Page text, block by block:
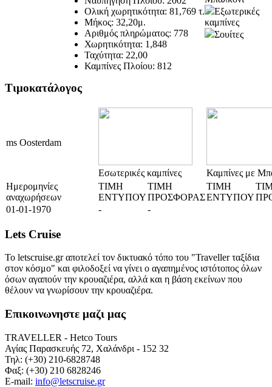
Ολική χωρητικότητα: 81,769 τ.
Μήκος: 32,20μ.
Αριθμός πληρώματος: 778
Χωρητικότητα: 1,848
Ταχύτητα: 22,00
Καμπίνες Πλοίου: 812
Εξωτερικές
καμπίνες
Σουίτες
Τιμοκατάλογος
ms Oosterdam
Εσωτερικές καμπίνες
Καμπίνες με
Ημερομηνίες
αναχωρήσεων
ΤΙΜΗ
ΕΝΤΥΠΟΥ
ΤΙΜΗ
ΠΡΟΣΦΟΡΑΣ
ΤΙΜΗ
ΕΝΤΥΠΟΥ
01-01-1970
- -
Lets Cruise
Το letscruise.gr αποτελεί τον δικτυακό τόπο του "Traveller ταξίδια
στον κόσμο" και φιλοδοξεί να γίνει ο αγαπημένος ιστότοπος όλων
όσων αγαπούν την κρουαζιέρα, αλλά και η βάση εκείνων που
θέλουν να γνωρίσουν την κρουαζιέρα.
Επικοινωνηστε μαζι μας
TRAVELLER - Hetco Tours
Αγίας Παρασκευής 72, Χαλάνδρι - 152 32
Τηλ: (+30) 210-6828748
Φαξ: (+30) 210 6828246
E-mail: info@letscruise.gr